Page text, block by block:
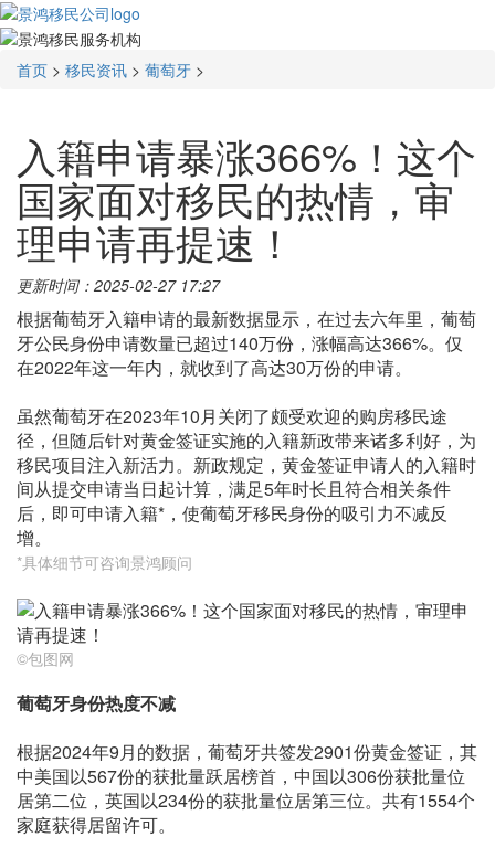
首页 > 移民资讯 > 葡萄牙 >
入籍申请暴涨366%！这个
国家面对移民的热情，审
理申请再提速！
更新时间：2025-02-27 17:27
根据葡萄牙入籍申请的最新数据显示，在过去六年里，葡萄
牙公民身份申请数量已超过140万份，涨幅高达366%。仅
在2022年这一年内，就收到了高达30万份的申请。
虽然葡萄牙在2023年10月关闭了颇受欢迎的购房移民途
径，但随后针对黄金签证实施的入籍新政带来诸多利好，为
移民项目注入新活力。新政规定，黄金签证申请人的入籍时
间从提交申请当日起计算，满足5年时长且符合相关条件
后，即可申请入籍*，使葡萄牙移民身份的吸引力不减反
增。
*具体细节可咨询景鸿顾问
©包图网
葡萄牙身份热度不减
根据2024年9月的数据，葡萄牙共签发2901份黄金签证，其
中美国以567份的获批量跃居榜首，中国以306份获批量位
居第二位，英国以234份的获批量位居第三位。共有1554个
家庭获得居留许可。